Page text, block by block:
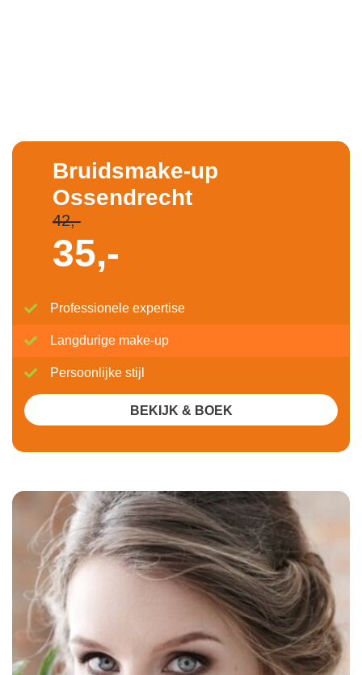
Bruidsmake-up
Ossendrecht
42,-
35,-
Professionele expertise
Langdurige make-up
Persoonlijke stijl
BEKIJK & BOEK